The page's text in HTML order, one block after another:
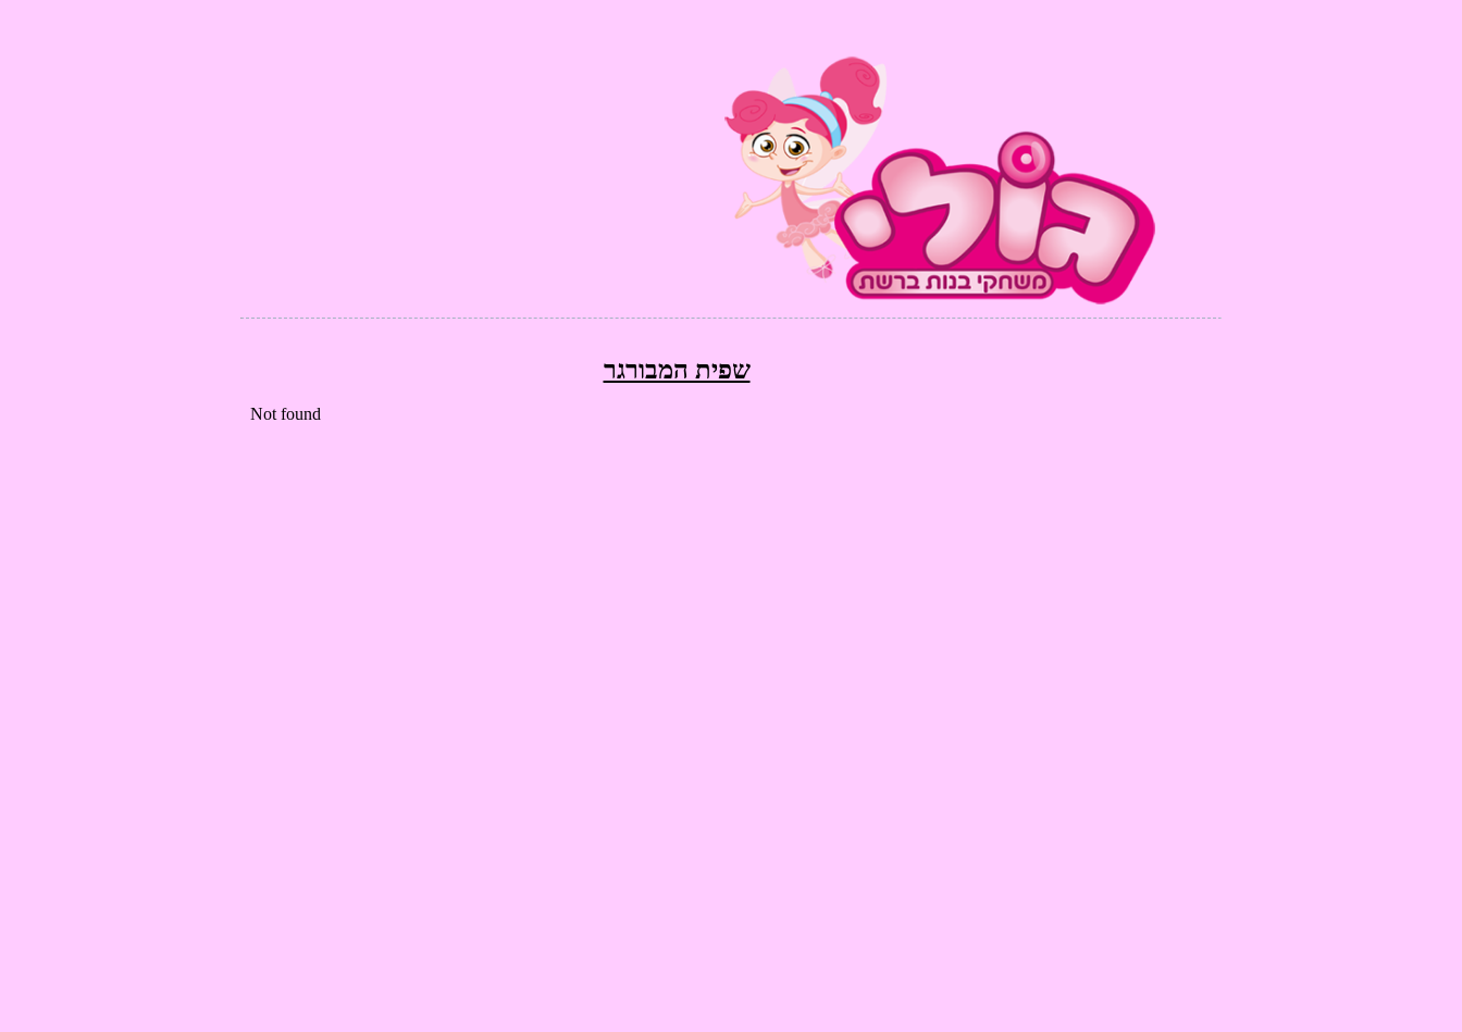
שפית המבורגר